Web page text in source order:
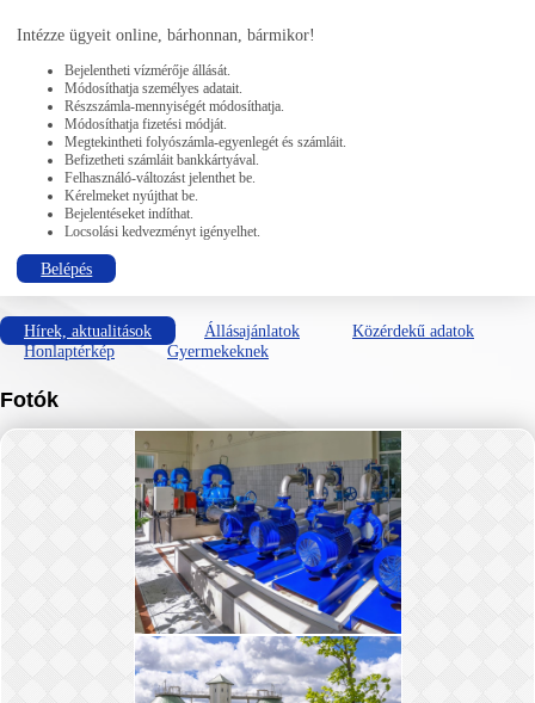
Intézze ügyeit online, bárhonnan, bármikor!
Bejelentheti vízmérője állását.
Módosíthatja személyes adatait.
Részszámla-mennyiségét módosíthatja.
Módosíthatja fizetési módját.
Megtekintheti folyószámla-egyenlegét és számláit.
Befizetheti számláit bankkártyával.
Felhasználó-változást jelenthet be.
Kérelmeket nyújthat be.
Bejelentéseket indíthat.
Locsolási kedvezményt igényelhet.
Belépés
Hírek, aktualitások Állásajánlatok
Közérdekű adatok
Honlaptérkép
Gyermekeknek
Fotók